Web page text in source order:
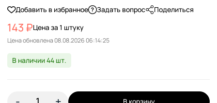
Добавить в избранное Задать вопрос Поделиться
143 ₽Цена за 1 штуку
Цена обновлена
В наличии 44 шт.
В корзину